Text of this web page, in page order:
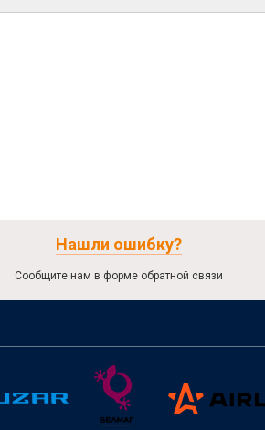
Нашли ошибку?
Сообщите нам в форме обратной связи